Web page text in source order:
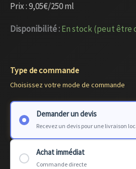
Prix : 9,05€/250 ml
Disponibilité :En stock (peut être
Type de commande
Choisissez votre mode de commande
Demander un devis
Recevez un devis pour une livraison
Achat immédiat
Commande directe